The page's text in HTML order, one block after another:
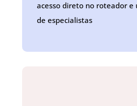
acesso direto no roteador e
de especialistas